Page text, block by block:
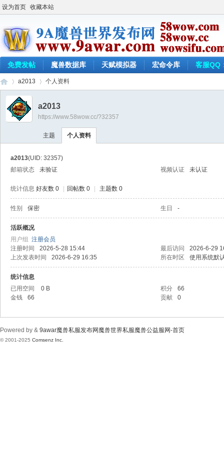
设为首页 收藏本站
免费发帖 魔兽数据库 天赋模拟器 宏命令库 客服QQ
›
a2013 个人资料
a2013
https://www.58wow.cc/?32357
主题 个人资料
a2013(UID: 32357)
邮箱状态
未验证 视频认证 未认证
统计信息 好友数 0 回帖数 0 主题数 0
性别 保密 生日 -
活跃概况
用户组 注册会员
注册时间
2026-5-28 15:44 最后访问
2026-6-29
上次发表时间
2026-6-29 16:35 所在时区 使用系统默
统计信息
已用空间
0 B 积分
66
金钱
66 贡献 0
Powered by & 9awar魔兽私服发布网魔兽世界私服魔兽公益服网-首页
© 2001-2025 Comsenz Inc.